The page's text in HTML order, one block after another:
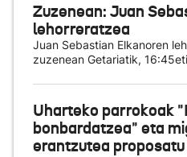
Zuzenean: Juan
lehorreratzea
Juan Sebastian Elkanoren
zuzenean Getariatik,
Uharteko parrokoak
bonbardatzea" eta
erantzutea proposatu